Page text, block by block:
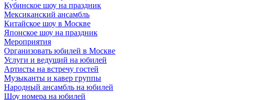
Кубинское шоу на праздник
Мексиканский ансамбль
Китайское шоу в Москве
Японское шоу на праздник
Мероприятия
Организовать юбилей в Москве
Услуги и ведущий на юбилей
Артисты на встречу гостей
Музыканты и кавер группы
Народный ансамбль на юбилей
Шоу номера на юбилей